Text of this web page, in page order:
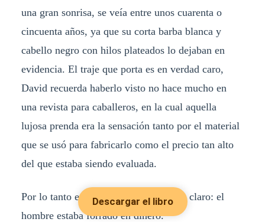
una gran sonrisa, se veía entre unos cuarenta o
cincuenta años, ya que su corta barba blanca y
cabello negro con hilos plateados lo dejaban en
evidencia. El traje que porta es en verdad caro,
David recuerda haberlo visto no hace mucho en
una revista para caballeros, en la cual aquella
lujosa prenda era la sensación tanto por el material
que se usó para fabricarlo como el precio tan alto
del que estaba siendo evaluada.
Por lo tanto eso le dejaba algo muy en claro: el
hombre estaba forrado en dinero.
Descargar el libro